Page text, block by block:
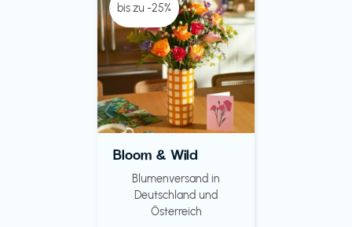
bis zu -25%
Bloom & Wild
Blumenversand in
Deutschland und
Österreich